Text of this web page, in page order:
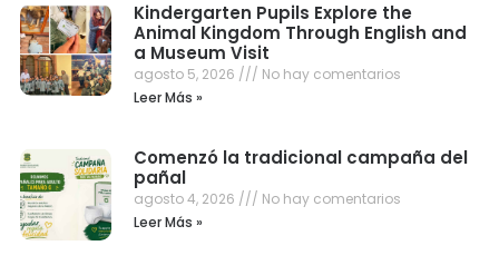
Kindergarten Pupils Explore the
Animal Kingdom Through English and
a Museum Visit
agosto 5, 2026
No hay comentarios
Leer Más »
Comenzó la tradicional campaña del
pañal
agosto 4, 2026
No hay comentarios
Leer Más »